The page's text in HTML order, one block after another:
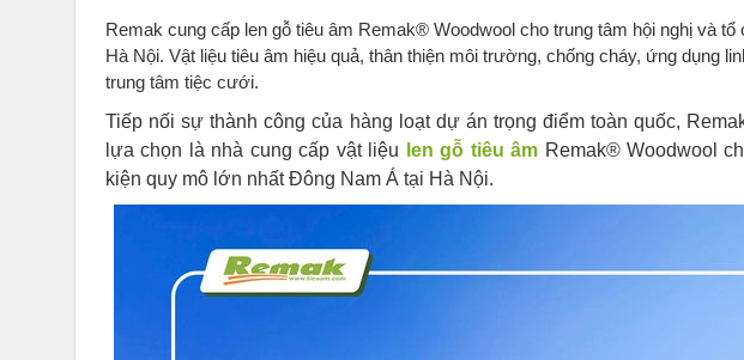
Remak cung cấp len gỗ tiêu âm Remak® Woodwool cho trung tâm hội nghị và
Hà Nội. Vật liệu tiêu âm hiệu quả, thân thiện môi trường, chống cháy, ứng dụng
trung tâm tiệc cưới.
Tiếp nối sự thành công của hàng loạt dự án trọng điểm toàn quốc,
lựa chọn là nhà cung cấp vật liệu
len gỗ tiêu âm Remak® Woodwool
kiện quy mô lớn nhất Đông Nam Á tại Hà Nội.